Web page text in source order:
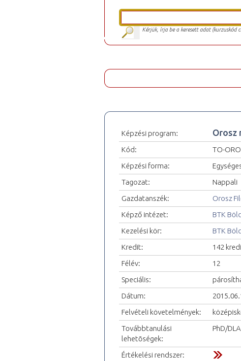
Kérjük, írja be a keresett adat (kurzuskód
Képzési program: Orosz
Kód:
TO-
Képzési forma:
Tagozat:
Nappali
Gazdatanszék:
Orosz
Képző intézet:
BTK
Kezelési kör:
BTK
Kredit:
142
Félév:
12
Speciális:
Dátum:
Felvételi követelmények:
Továbbtanulási
lehetõségek:
PhD/DLA
Értékelési rendszer: